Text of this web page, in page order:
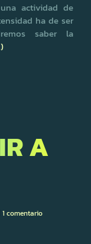
actividad de
ha de ser
saber la
A
1 comentario